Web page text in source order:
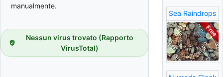
manualmente.
Nessun virus trovato (Rapporto
VirusTotal)
Sea Raindrops